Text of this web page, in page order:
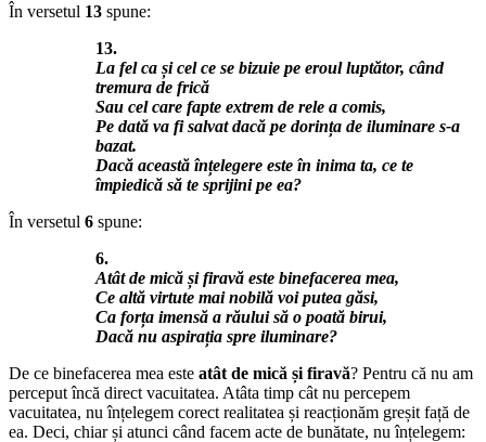
În versetul 13 spune:
13.
La fel ca și cel ce se bizuie pe eroul luptător, când
tremura de frică
Sau cel care fapte extrem de rele a comis,
Pe dată va fi salvat dacă pe dorința de iluminare s-a
bazat.
Dacă această înțelegere este în inima ta, ce te
împiedică să te sprijini pe ea?
În versetul 6 spune:
6.
Atât de mică și firavă este binefacerea mea,
Ce altă virtute mai nobilă voi putea găsi,
Ca forța imensă a răului să o poată birui,
Dacă nu aspirația spre iluminare?
De ce binefacerea mea este atât de mică și firavă? Pentru că nu am
perceput încă direct vacuitatea. Atâta timp cât nu percepem
vacuitatea, nu înțelegem corect realitatea și reacționăm greșit față de
ea. Deci, chiar și atunci când facem acte de bunătate, nu înțelegem: